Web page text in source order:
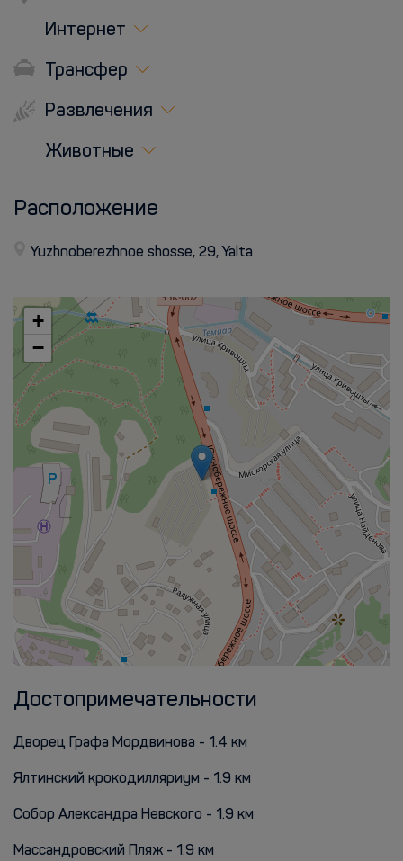
Интернет
Трансфер
Развлечения
Животные
Расположение
Yuzhnoberezhnoe shosse, 29, Yalta
+
−
Достопримечательности
Дворец Графа Мордвинова - 1.4 км
Ялтинский крокодилляриум - 1.9 км
Собор Александра Невского - 1.9 км
Массандровский Пляж - 1.9 км